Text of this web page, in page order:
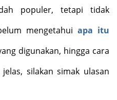
populer, tetapi tidak
mengetahui apa itu
digunakan, hingga cara
silakan simak ulasan